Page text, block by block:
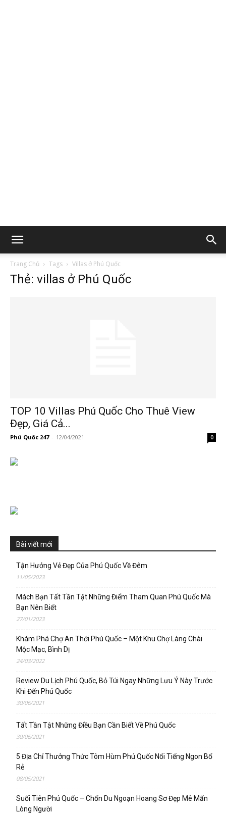
Trang Chủ Tags Villas ở Phú Quốc
Thẻ: villas ở Phú Quốc
TOP 10 Villas Phú Quốc Cho Thuê View
Đẹp, Giá Cả...
Phú Quốc 247 - 12/04/2021 0
Bài viết mới
Tận Hưởng Vẻ Đẹp Của Phú Quốc Về Đêm
11/05/2023
Mách Bạn Tất Tần Tật Những Điểm Tham Quan Phú Quốc Mà
Bạn Nên Biết
27/01/2023
Khám Phá Chợ An Thới Phú Quốc – Một Khu Chợ Làng Chài
Mộc Mạc, Bình Dị
24/03/2022
Review Du Lịch Phú Quốc, Bỏ Túi Ngay Những Lưu Ý Này Trước
Khi Đến Phú Quốc
30/06/2021
Tất Tần Tật Những Điều Bạn Cần Biết Về Phú Quốc
30/06/2021
5 Địa Chỉ Thưởng Thức Tôm Hùm Phú Quốc Nổi Tiếng Ngon Bổ
Rẻ
08/05/2021
Suối Tiên Phú Quốc – Chốn Du Ngoạn Hoang Sơ Đẹp Mê Mẩn
Lòng Người